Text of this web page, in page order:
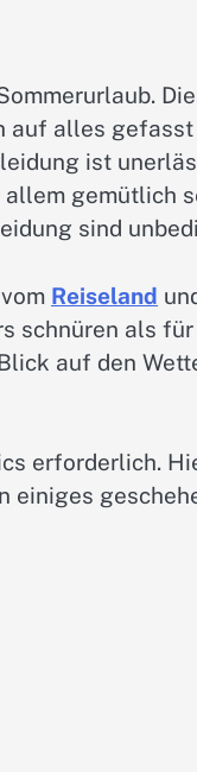
auf alles
ist
gemütlich
sind
Reiseland
schnüren als
auf den
erforderlich.
einiges